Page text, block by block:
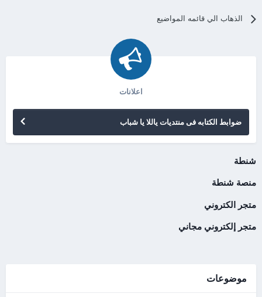
الذهاب الي قائمه المواضيع
اعلانات
ضوابط الكتابه فى منتديات ياللا يا شباب
شنطة
منصة شنطة
متجر الكتروني
متجر إلكتروني مجاني
موضوعات